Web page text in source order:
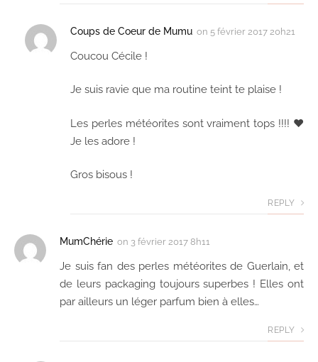
Coups de Coeur de Mumu on 5 février 2017 20h21
Coucou Cécile !
Je suis ravie que ma routine teint te plaise !
Les perles météorites sont vraiment tops !!!! ♥
Je les adore !
Gros bisous !
REPLY
MumChérie on 3 février 2017 8h11
Je suis fan des perles météorites de Guerlain, et
de leurs packaging toujours superbes ! Elles ont
par ailleurs un léger parfum bien à elles…
REPLY